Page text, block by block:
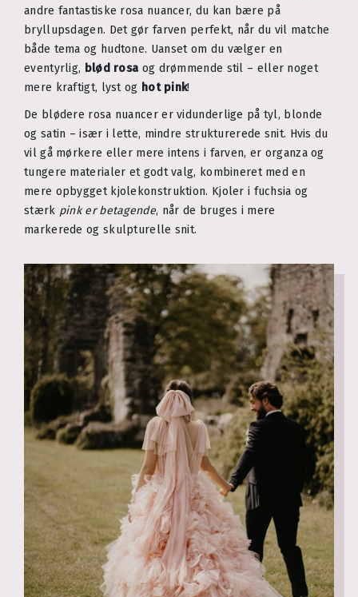
andre fantastiske rosa nuancer, du kan bære på
bryllupsdagen. Det gør farven perfekt, når du vil matche
både tema og hudtone. Uanset om du vælger en
eventyrlig, blød rosa og drømmende stil – eller noget
mere kraftigt, lyst og hot pink!
De blødere rosa nuancer er vidunderlige på tyl, blonde
og satin – især i lette, mindre strukturerede snit. Hvis du
vil gå mørkere eller mere intens i farven, er organza og
tungere materialer et godt valg, kombineret med en
mere opbygget kjolekonstruktion. Kjoler i fuchsia og
stærk pink er betagende, når de bruges i mere
markerede og skulpturelle snit.